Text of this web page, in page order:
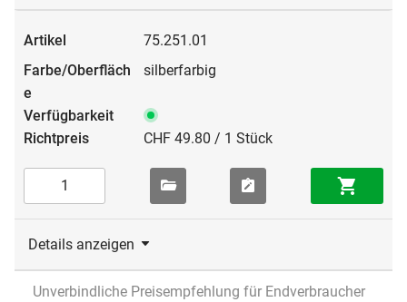
75.251.01
silberfarbig
CHF 49.80 / 1 Stück
Details anzeigen
Unverbindliche Preisempfehlung für Endverbraucher